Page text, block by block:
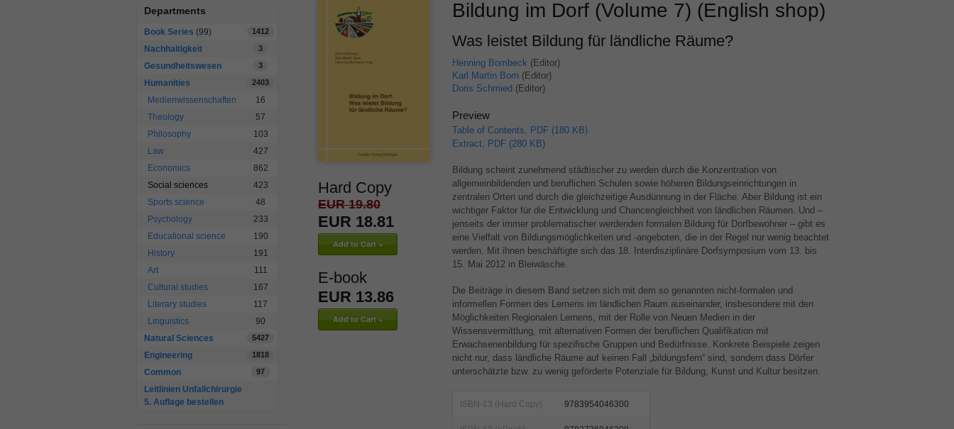
Departments
Book Series (99) 1412
Nachhaltigkeit 3
Gesundheitswesen 3
Humanities 2403
Medienwissenschaften
16
Theology
57
Philosophy
103
Law
427
Economics
862
Social sciences
423
Sports science
48
Psychology
233
Educational science
190
History
191
Art
111
Cultural studies
167
Literary studies
117
Linguistics
90
Natural Sciences
5427
Engineering 1818
Common 97
Leitlinien Unfallchirurgie
5. Auflage bestellen
Hard Copy
EUR 19.80
EUR 18.81
E-book
EUR 13.86
Bildung im Dorf (Volume 7) (English shop)
Was leistet Bildung für ländliche Räume?
Henning Bombeck (Editor)
Karl Martin Born(Editor)
Doris Schmied (Editor)
Preview
Table of Contents, PDF (180 KB)
Extract, PDF (280 KB)
Bildung scheint zunehmend städtischer zu werden durch die Konzentration von
allgemeinbildenden und beruflichen Schulen sowie höheren Bildungseinrichtungen in
zentralen Orten und durch die gleichzeitige Ausdünnung in der Fläche. Aber Bildung ist ein
wichtiger Faktor für die Entwicklung und Chancengleichheit von ländlichen Räumen. Und –
jenseits der immer problematischer werdenden formalen Bildung für Dorfbewohner – gibt es
eine Vielfalt von Bildungsmöglichkeiten und -angeboten, die in der Regel nur wenig beachtet
werden. Mit ihnen beschäftigte sich das 18. Interdisziplinäre Dorfsymposium vom 13. bis
15. Mai 2012 in Bleiwäsche.
Die Beiträge in diesem Band setzen sich mit dem so genannten nicht-formalen und
informellen Formen des Lernens im ländlichen Raum auseinander, insbesondere mit den
Möglichkeiten Regionalen Lernens, mit der Rolle von Neuen Medien in der
Wissensvermittlung, mit alternativen Formen der beruflichen Qualifikation mit
Erwachsenenbildung für spezifische Gruppen und Bedürfnisse. Konkrete Beispiele zeigen
nicht nur, dass ländliche Räume auf keinen Fall „bildungsfern“ sind, sondern dass Dörfer
unterschätzte bzw. zu wenig geförderte Potenziale für Bildung, Kunst und Kultur besitzen.
ISBN-13 (Hard Copy) 9783954046300